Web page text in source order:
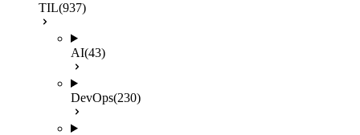
TIL(937)
AI(43)
DevOps(230)